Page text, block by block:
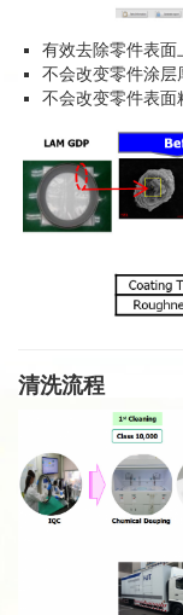
有效去除零件表面
不会改变零件涂层
不会改变零件表面
清洗流程